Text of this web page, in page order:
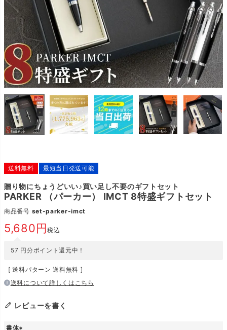
送料無料 最短当日発送可能
贈り物にちょうどいい♪買い足し不要のギフトセット
PARKER （パーカー） IMCT 8特盛ギフトセット
商品番号 set-parker-imct
5,680 税込
57 円分ポイント還元中！
送料パターン 送料無料
送料について詳しくはこちら
レビューを書く
書体